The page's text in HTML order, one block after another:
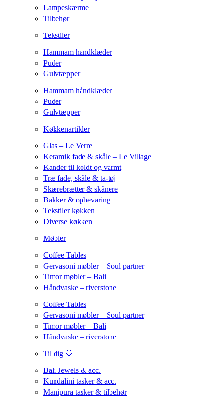
Lampeskærme
Tilbehør
Tekstiler
Hammam håndklæder
Puder
Gulvtæpper
Hammam håndklæder
Puder
Gulvtæpper
Køkkenartikler
Glas – Le Verre
Keramik fade & skåle – Le Village
Kander til koldt og varmt
Træ fade, skåle & ta-tøj
Skærebrætter & skånere
Bakker & opbevaring
Tekstiler køkken
Diverse køkken
Møbler
Coffee Tables
Gervasoni møbler – Soul partner
Timor møbler – Bali
Håndvaske – riverstone
Coffee Tables
Gervasoni møbler – Soul partner
Timor møbler – Bali
Håndvaske – riverstone
Til dig 🤍
Bali Jewels & acc.
Kundalini tasker & acc.
Manipura tasker & tilbehør